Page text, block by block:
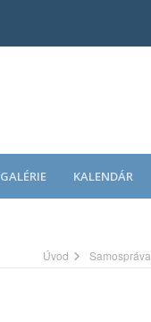
GALÉRIE KALENDÁR
Úvod Samospráva